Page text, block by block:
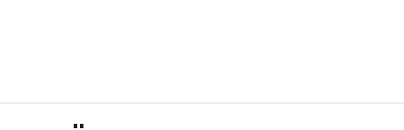
Tour de France Femmes: Lippert
Schwimm-EM: Hentschel/Müller
Mindestens 38 Soldaten bei